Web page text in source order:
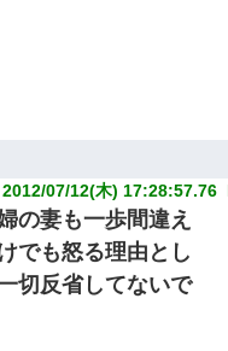
2012/07/12(木) 17:28:57.76
の妻も一歩間違え
でも怒る理由とし
切反省してないで